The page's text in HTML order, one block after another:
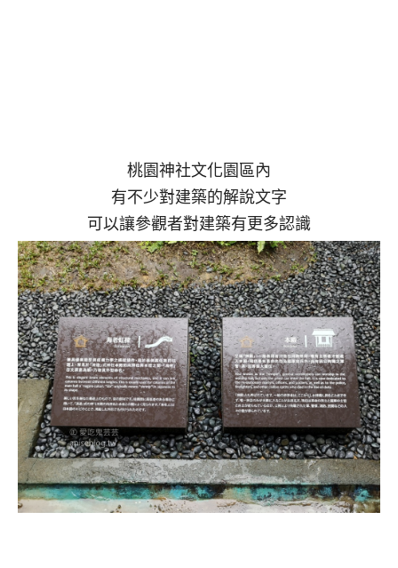
桃園神社文化園區內
有不少對建築的解說文字
可以讓參觀者對建築有更多認識